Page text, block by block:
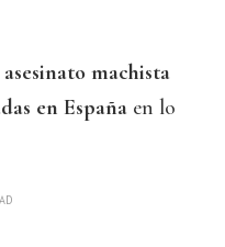
machista
en España en lo